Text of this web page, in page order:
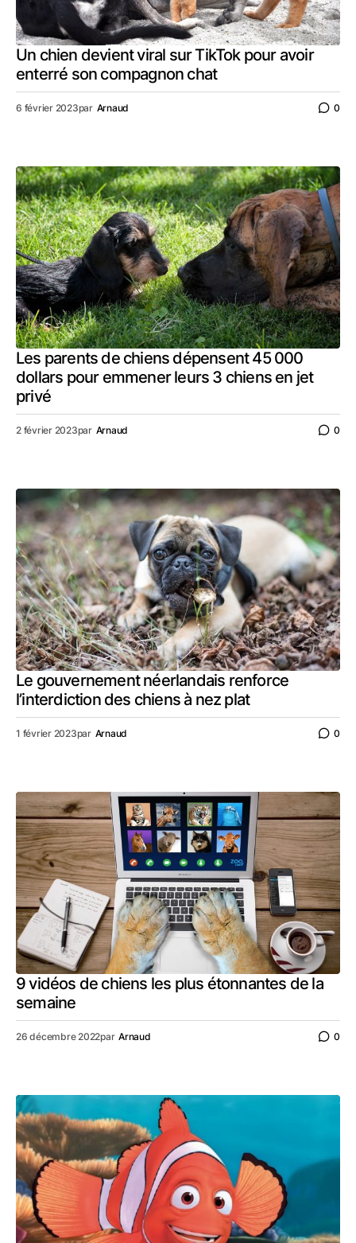
Un chien devient viral sur TikTok pour avoir
enterré son compagnon chat
6 février 2023par Arnaud 0
Les parents de chiens dépensent 45 000
dollars pour emmener leurs 3 chiens en jet
privé
2 février 2023par Arnaud 0
Le gouvernement néerlandais renforce
l’interdiction des chiens à nez plat
1 février 2023par Arnaud 0
9 vidéos de chiens les plus étonnantes de la
semaine
26 décembre 2022par Arnaud 0